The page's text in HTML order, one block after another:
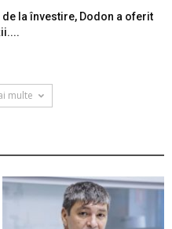
de la învestire, Dodon a oferit
multe